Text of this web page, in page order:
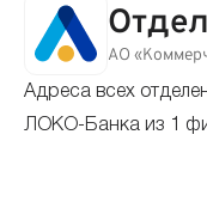
с плохой КИ
займы
АО
Адреса всех
ЛОКО-Банка из 1